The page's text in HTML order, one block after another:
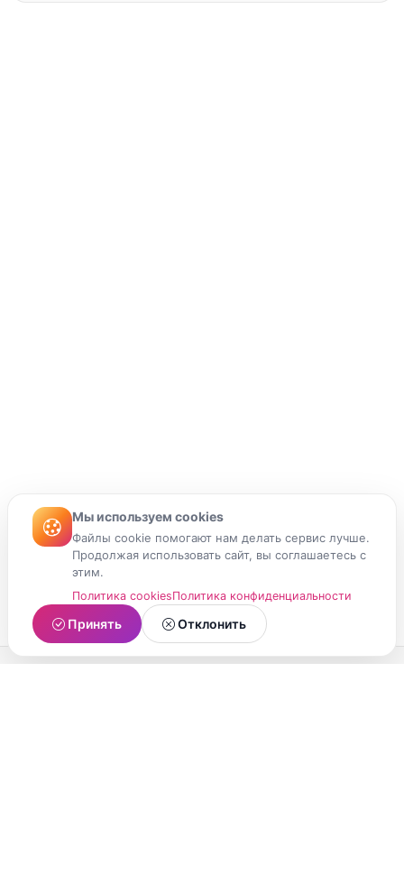
Мы используем cookies
Файлы cookie помогают нам делать сервис лучше.
Продолжая использовать сайт, вы соглашаетесь с
этим.
Политика cookiesПолитика конфиденциальности
Принять Отклонить